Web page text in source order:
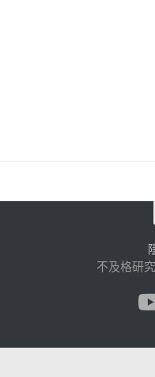
不及格研